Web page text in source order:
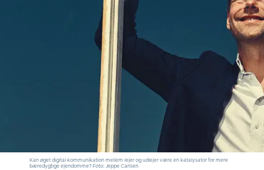
Kan øget digital kommunikation mellem lejer og udlejer være en katalysator for mere
bæredygtige ejendomme? Foto: Jeppe Carlsen